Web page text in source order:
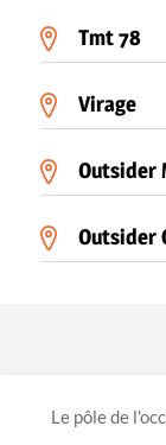
Tmt 78
Virage
Outsider
Outsider
Le pôle de